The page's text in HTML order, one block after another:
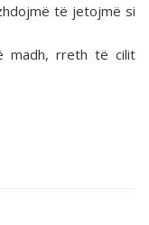
të jetojmë si
madh, rreth të cilit